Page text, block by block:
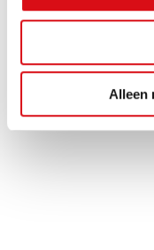
Alleen